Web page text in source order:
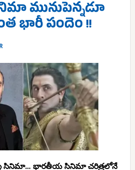
మునుపెన్నడూ
భారీ పందెం !!
సినిమా… భారతీయ సినిమా చరిత్రలోనే